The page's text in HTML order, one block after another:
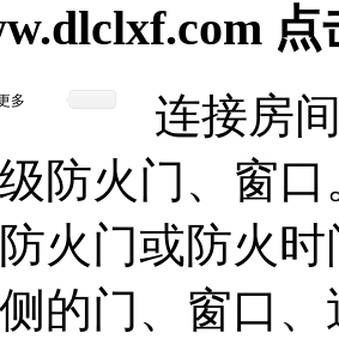
点
多
连接房
防火门、窗
火门或防火
的门、窗口